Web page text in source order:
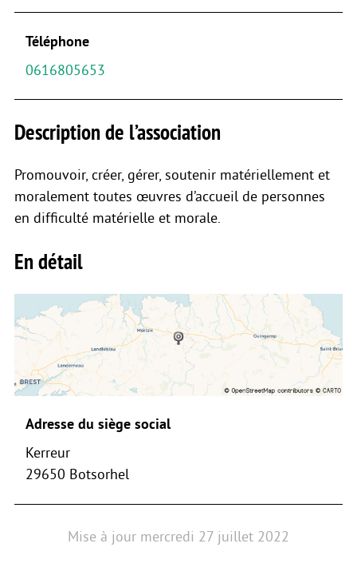
Téléphone
0616805653
Description de l’association
Promouvoir, créer, gérer, soutenir matériellement et
moralement toutes œuvres d’accueil de personnes
en difficulté matérielle et morale.
En détail
Adresse du siège social
Kerreur
29650 Botsorhel
Mise à jour mercredi 27 juillet 2022